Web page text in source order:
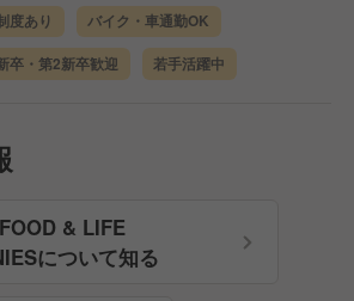
度あり バイク・車通勤OK
卒・第2新卒歓迎 若手活躍中
& LIFE
について知る